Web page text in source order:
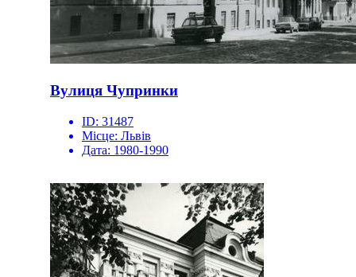
Вулиця Чупринки
ID: 31487
Місце: Львів
Дата: 1980-1990